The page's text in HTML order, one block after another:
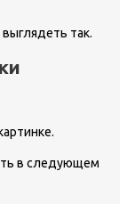
так.
в следующем